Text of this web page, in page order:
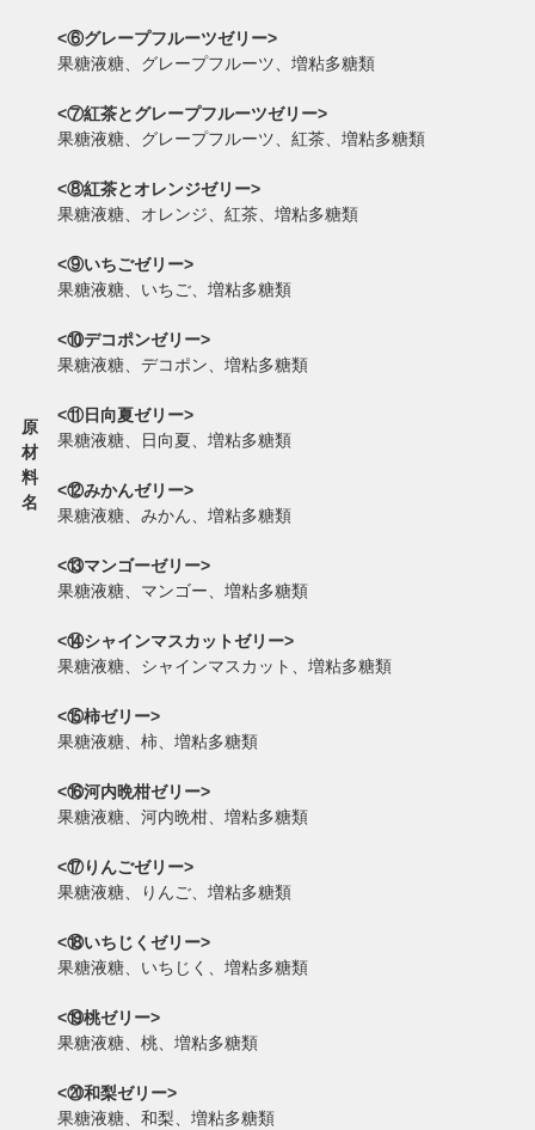
原
材
料
名
<⑥グレープフルーツゼリー>
果糖液糖、グレープフルーツ、増粘多糖類
<⑦紅茶とグレープフルーツゼリー>
果糖液糖、グレープフルーツ、紅茶、増粘多糖類
<⑧紅茶とオレンジゼリー>
果糖液糖、オレンジ、紅茶、増粘多糖類
<⑨いちごゼリー>
果糖液糖、いちご、増粘多糖類
<⑩デコポンゼリー>
果糖液糖、デコポン、増粘多糖類
<⑪日向夏ゼリー>
果糖液糖、日向夏、増粘多糖類
<⑫みかんゼリー>
果糖液糖、みかん、増粘多糖類
<⑬マンゴーゼリー>
果糖液糖、マンゴー、増粘多糖類
<⑭シャインマスカットゼリー>
果糖液糖、シャインマスカット、増粘多糖類
<⑮柿ゼリー>
果糖液糖、柿、増粘多糖類
<⑯河内晩柑ゼリー>
果糖液糖、河内晩柑、増粘多糖類
<⑰りんごゼリー>
果糖液糖、りんご、増粘多糖類
<⑱いちじくゼリー>
果糖液糖、いちじく、増粘多糖類
<⑲桃ゼリー>
果糖液糖、桃、増粘多糖類
<⑳和梨ゼリー>
果糖液糖、和梨、増粘多糖類